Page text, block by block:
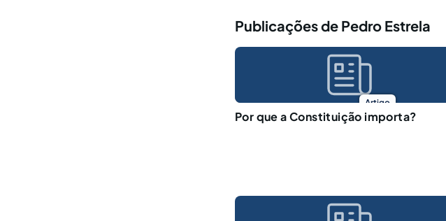
Publicações de Pedro Estrela
Artigo
Por que a Constituição importa?